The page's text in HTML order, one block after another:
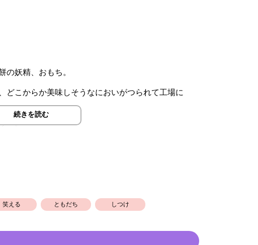
の妖精、おもち。
どこからか美味しそうなにおいがつられて工場に
ー。
続きを読む
笑える ともだち しつけ